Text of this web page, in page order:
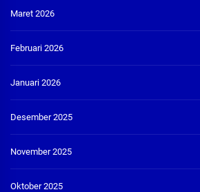
Maret 2026
Februari 2026
Januari 2026
Desember 2025
November 2025
Oktober 2025